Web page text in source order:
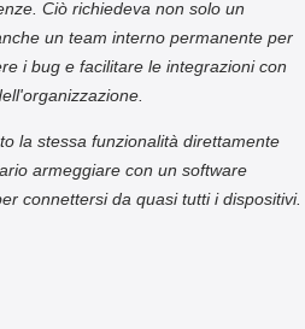
Ciò richiedeva non solo un
un team interno permanente per
i bug e facilitare le integrazioni con
la stessa funzionalità direttamente
armeggiare con un software
connettersi da quasi tutti i dispositivi.